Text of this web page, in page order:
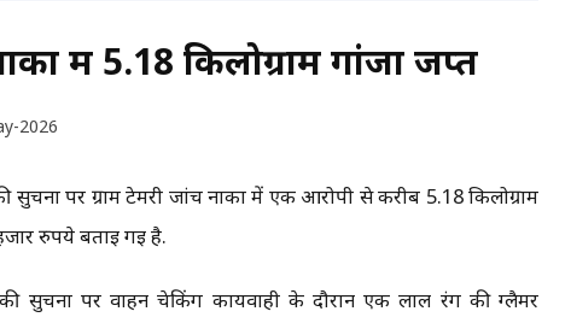
में 5.18 किलोग्राम गांजा जप्त
2026
पर ग्राम टेमरी जांच नाका में एक आरोपी से करीब 5.18 किलोग्राम
रुपये बताई गई है.
सुचना पर वाहन चेकिंग कार्यवाही के दौरान एक लाल रंग की ग्लैमर